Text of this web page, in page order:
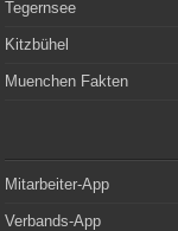
Tegernsee
Kitzbühel
Muenchen Fakten
Mitarbeiter-App
Verbands-App